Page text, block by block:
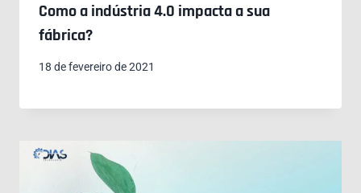
Como a indústria 4.0 impacta a sua
fábrica?
18 de fevereiro de 2021